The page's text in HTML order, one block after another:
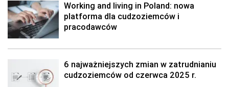
Working and living in Poland: nowa
platforma dla cudzoziemców i
pracodawców
6 najważniejszych zmian w zatrudnianiu
cudzoziemców od czerwca 2025 r.